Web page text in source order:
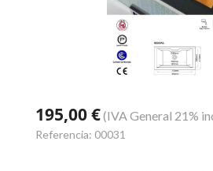
195,00 €(IVA General 21%
Referencia: 00031